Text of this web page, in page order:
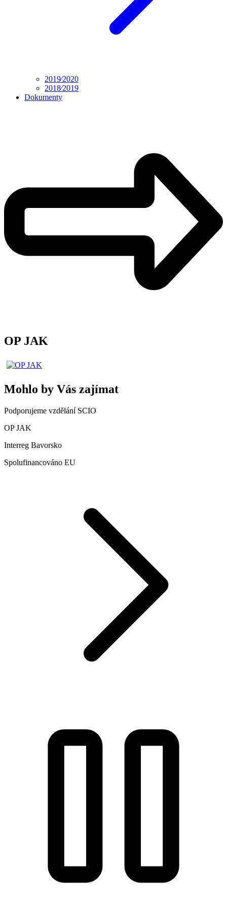
2019⁄2020
2018⁄2019
Dokumenty
OP JAK
Mohlo by Vás zajímat
Podporujeme vzdělání SCIO
OP JAK
Interreg Bavorsko
Spolufinancováno EU